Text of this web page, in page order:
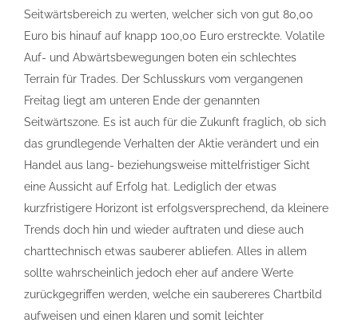
Seitwärtsbereich zu werten, welcher sich von gut 80,00
Euro bis hinauf auf knapp 100,00 Euro erstreckte. Volatile
Auf- und Abwärtsbewegungen boten ein schlechtes
Terrain für Trades. Der Schlusskurs vom vergangenen
Freitag liegt am unteren Ende der genannten
Seitwärtszone. Es ist auch für die Zukunft fraglich, ob sich
das grundlegende Verhalten der Aktie verändert und ein
Handel aus lang- beziehungsweise mittelfristiger Sicht
eine Aussicht auf Erfolg hat. Lediglich der etwas
kurzfristigere Horizont ist erfolgsversprechend, da kleinere
Trends doch hin und wieder auftraten und diese auch
charttechnisch etwas sauberer abliefen. Alles in allem
sollte wahrscheinlich jedoch eher auf andere Werte
zurückgegriffen werden, welche ein saubereres Chartbild
aufweisen und einen klaren und somit leichter